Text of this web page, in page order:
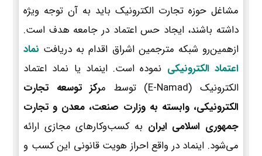
مشاغل حوزه تجارت الکترونیک باید به آن توجه ویژه
داشته باشند، ایجاد حس اعتماد در جامعه هدف است.
ازهمین‌رو شبکه مترجمین اشراق اقدام به دریافت نماد
اعتماد الکترونیکی نموده است. اینماد یا نماد اعتماد
الکترونیک (E-Namad) توسط م
رکز توسعه تجارت
الکترونیکی، وابسته به وزارت صنعت، معدن و تجارت
جمهوری اسلامی ایران به کسب‌وکارهای مجازی ارائه
می‌شود. اینماد در واقع احراز هویت قانونی این کسب و